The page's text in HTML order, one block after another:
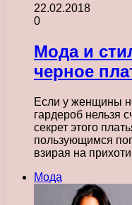
22.02.2018
0
Мода и
черное
Если у женщины
гардероб нельзя
секрет этого
пользующимся
взирая на
Мода